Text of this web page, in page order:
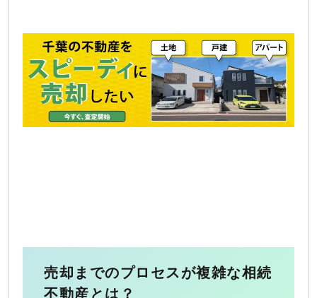
売却までのプロセスが複雑な相続
不動産とは？